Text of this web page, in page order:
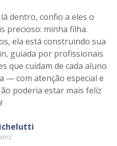
e amizades que
dentro, confio a eles o
precioso: minha filha.
ela está construindo sua
guiada por profissionais
que cuidam de cada aluno
poderia estar mais feliz